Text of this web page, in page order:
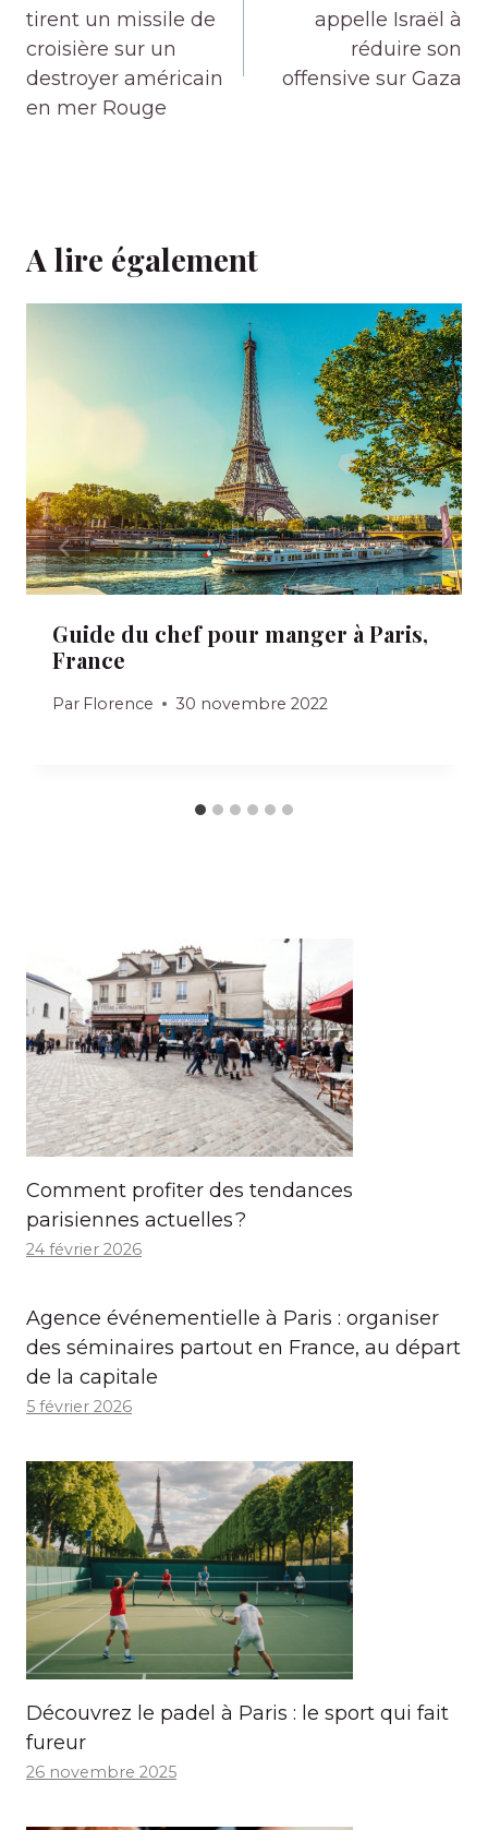
l’article
tirent un missile de
croisière sur un
destroyer américain
en mer Rouge
appelle Israël à
réduire son
offensive sur Gaza
A lire également
Guide du chef pour manger à Paris,
France
Par Florence 30 novembre 2022
Comment profiter des tendances
parisiennes actuelles ?
24 février 2026
Agence événementielle à Paris : organiser
des séminaires partout en France, au départ
de la capitale
5 février 2026
Découvrez le padel à Paris : le sport qui fait
fureur
26 novembre 2025